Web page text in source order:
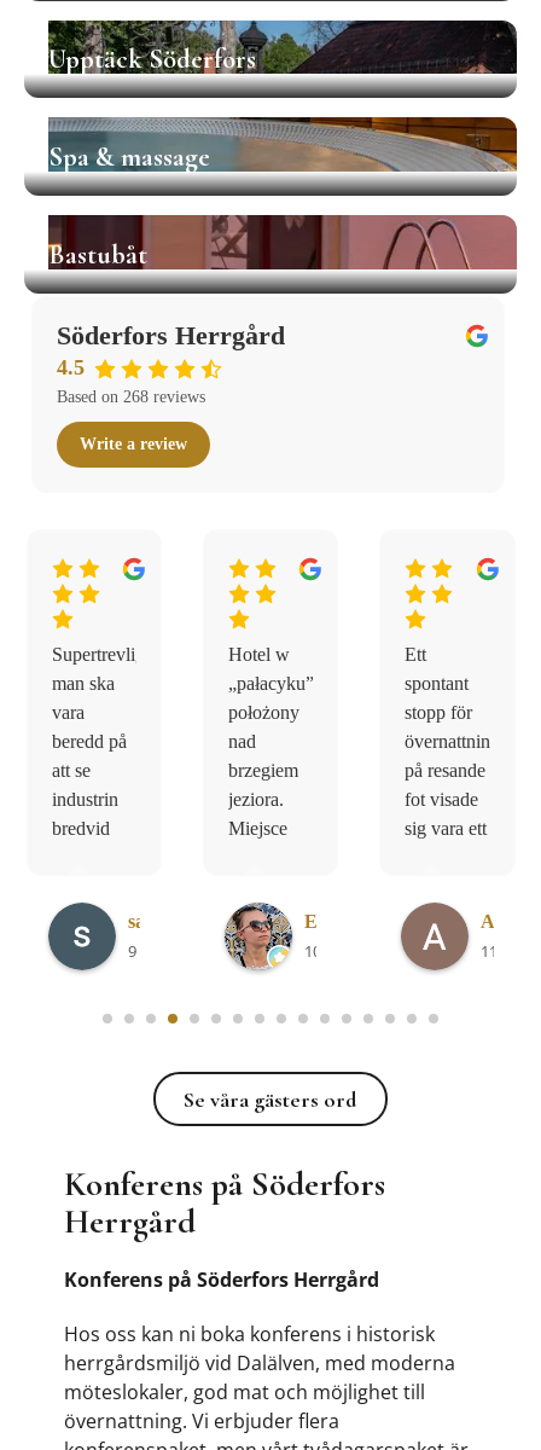
Upptäck Söderfors
Upptäck Söderfors
Spa & massage
Bastubåt
Söderfors Herrgård
4.5
Based on 268 reviews
Write a review
Supertrevligt,
man ska
vara
beredd på
att se
industrin
bredvid
historien.
Vacker
trädgård.
sara W.
9 days ago
Hotel w
„pałacyku”,
położony
nad
brzegiem
jeziora.
Miejsce
Pokoje
bardzo
ładne,
Ela K.
10 days ago
Ett
spontant
stopp för
övernattning
på resande
fot visade
sig vara ett
på alla
plan.
Fantastisk
11 days
Se våra gästers ord
Se våra gästers ord
Konferens på Söderfors
Herrgård
Konferens på Söderfors Herrgård
Hos oss kan ni boka konferens i historisk
herrgårdsmiljö vid Dalälven, med moderna
möteslokaler, god mat och möjlighet till
övernattning. Vi erbjuder flera